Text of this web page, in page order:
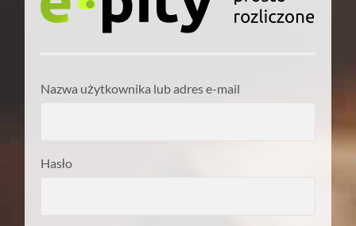
Nazwa użytkownika lub adres e-mail
Hasło